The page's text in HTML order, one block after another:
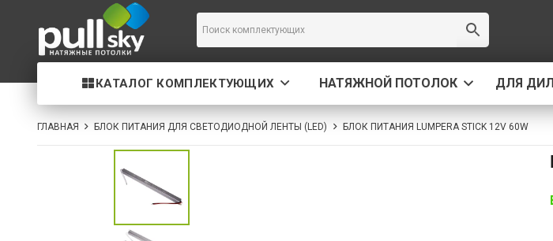
КАТАЛОГ КОМПЛЕКТУЮЩИХ НАТЯЖНОЙ ПОТОЛОК ДЛЯ
ГЛАВНАЯ БЛОК ПИТАНИЯ ДЛЯ СВЕТОДИОДНОЙ ЛЕНТЫ (LED) БЛОК ПИТАНИЯ LUMPERA STICK 12V 60W